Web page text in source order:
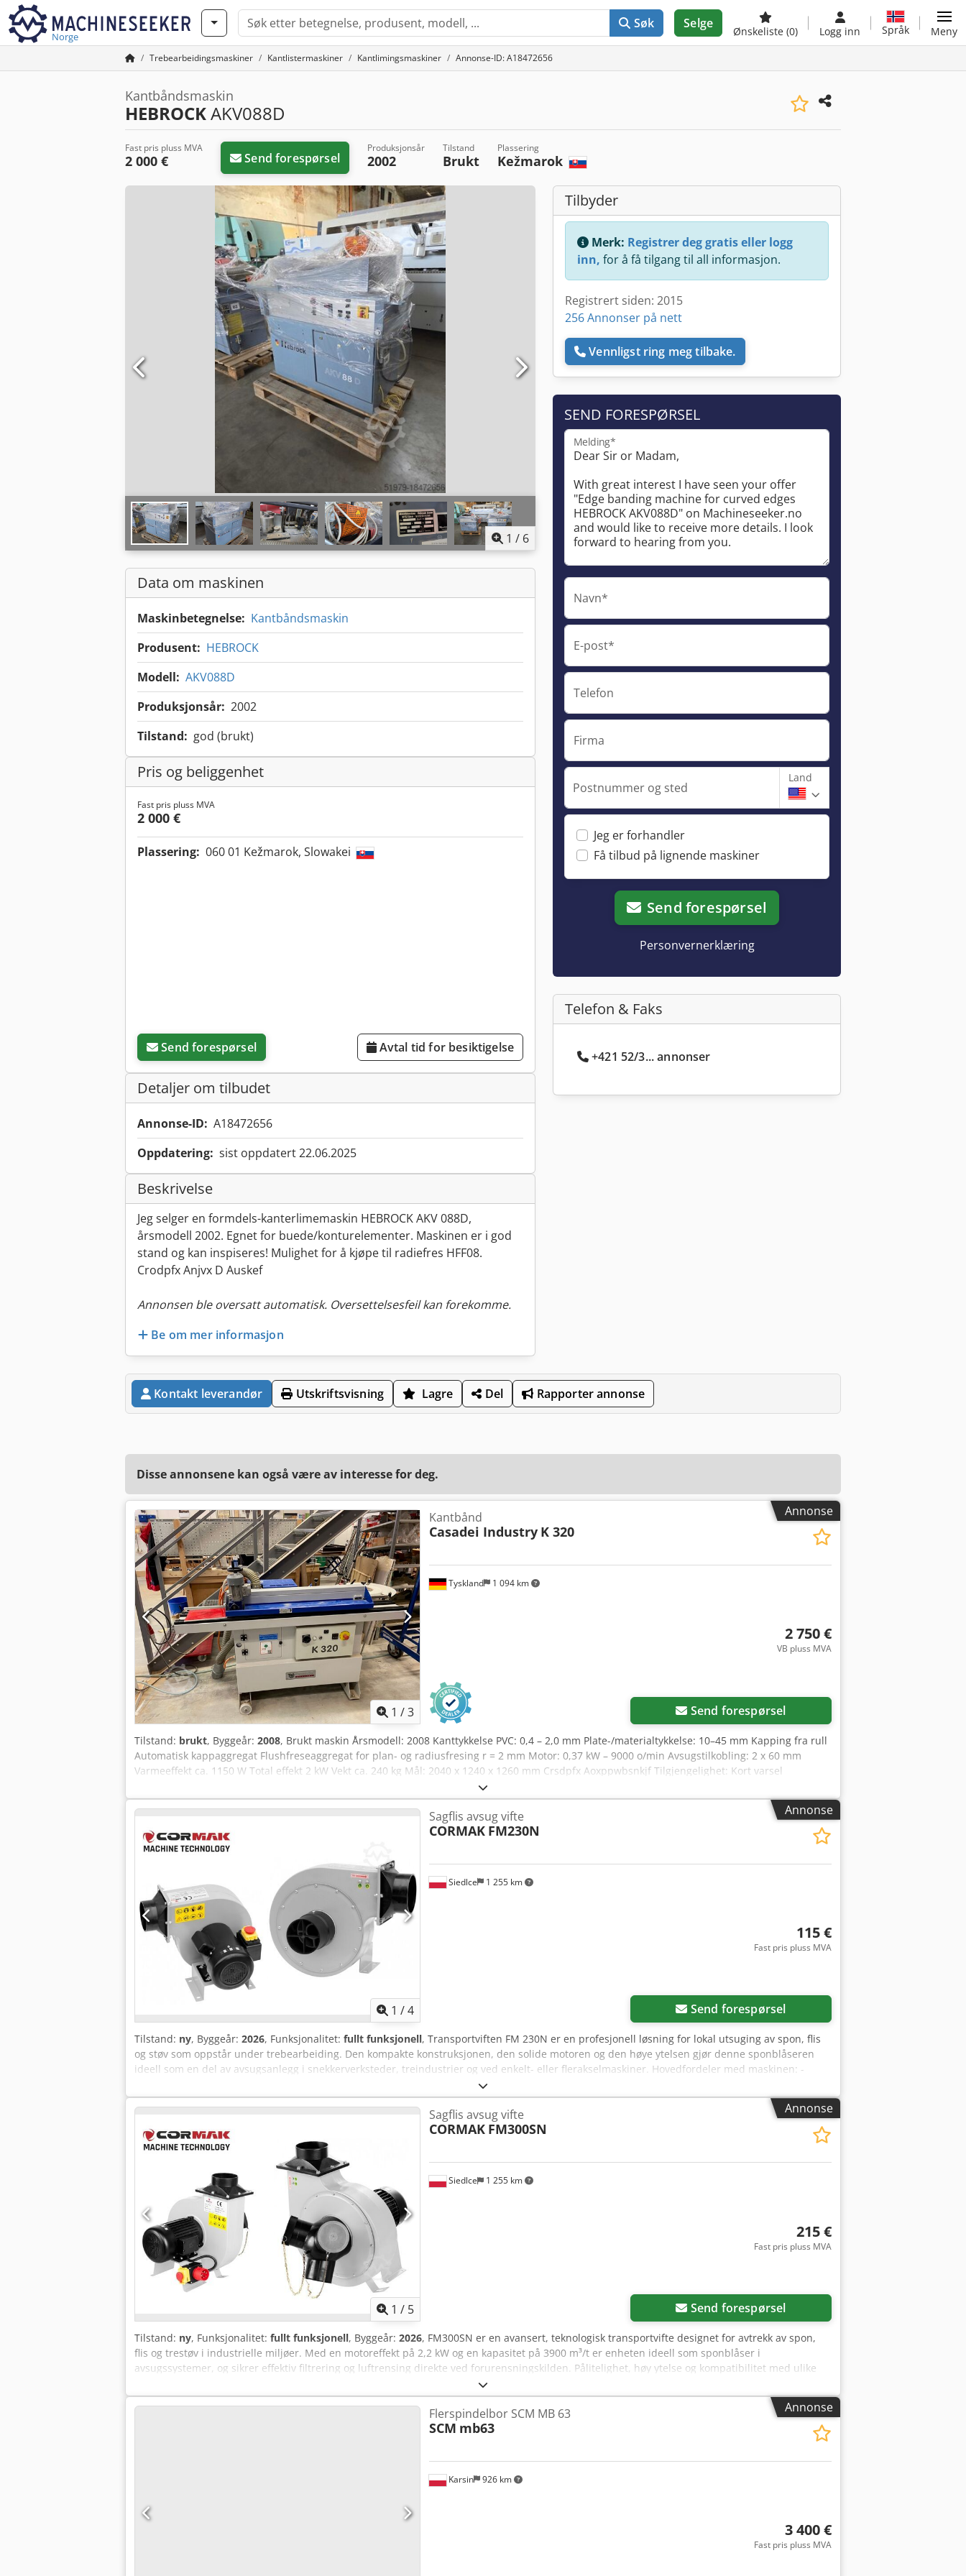
Norge
Søk Selge
Ønskeliste (0) Logg inn Språk Meny
Trebearbeidingsmaskiner Kantlistermaskiner Kantlimingsmaskiner Annonse-ID: A18472656
Kantbåndsmaskin
HEBROCKAKV088D
Fast pris pluss MVA
2 000 € Send forespørsel
Produksjonsår
2002
Tilstand
Brukt
Plassering
Kežmarok
1 / 6
Data om maskinen
Maskinbetegnelse: Kantbåndsmaskin
Produsent: HEBROCK
Modell: AKV088D
Produksjonsår: 2002
Tilstand: god (brukt)
Pris og beliggenhet
Fast pris pluss MVA
2 000 €
Plassering: 060 01 Kežmarok, Slowakei
Send forespørsel Avtal tid for besiktigelse
Detaljer om tilbudet
Annonse-ID: A18472656
Oppdatering: sist oppdatert 22.06.2025
Beskrivelse
Jeg selger en formdels-kanterlimemaskin HEBROCK AKV 088D,
årsmodell 2002. Egnet for buede/konturelementer. Maskinen er i god
stand og kan inspiseres! Mulighet for å kjøpe til radiefres HFF08.
Crodpfx Anjvx D Auskef
Annonsen ble oversatt automatisk. Oversettelsesfeil kan forekomme.
Be om mer informasjon
Tilbyder
Merk: Registrer deg gratis eller logg
inn, for å få tilgang til all informasjon.
Registrert siden: 2015
256 Annonser på nett
Vennligst ring meg tilbake.
SEND FORESPØRSEL
Melding*
Navn*
E-post*
Telefon
Firma
Postnummer og sted
Land
Jeg er forhandler
Få tilbud på lignende maskiner
Send forespørsel
Personvernerklæring
Telefon & Faks
+421 52/3... annonser
Kontakt leverandør Utskriftsvisning Lagre Del Rapporter annonse
Disse annonsene kan også være av interesse for deg.
Annonse
1 /3
Tyskland 1 094 km
Kantbånd
Casadei Industry K 320
2 750 €
VB pluss MVA
Send forespørsel
Tilstand: brukt, Byggeår: 2008, Brukt maskin Årsmodell: 2008 Kanttykkelse PVC: 0,4 – 2,0 mm Plate-/materialtykkelse: 10–45 mm Kapping fra rull
Automatisk kappaggregat Flushfreseaggregat for plan- og radiusfresing r = 2 mm Motor: 0,37 kW – 9000 o/min Avsugstilkobling: 2 x 60 mm
Varmeeffekt ca. 1150 W Total effekt 2 kW Vekt ca. 240 kg Mål: 2040 x 1240 x 1260 mm Crsdpfx Aoxppwbsnkjf Tilgjengelighet: Kort varsel
Annonse
1 /4
Siedlce 1 255 km
Sagflis avsug vifte
CORMAK FM230N
115 €
Fast pris pluss MVA
Send forespørsel
Tilstand: ny, Byggeår: 2026, Funksjonalitet: fullt funksjonell, Transportviften FM 230N er en profesjonell løsning for lokal utsuging av spon, flis
og støv som oppstår under trebearbeiding. Den kompakte konstruksjonen, den solide motoren og den høye ytelsen gjør denne sponblåseren
ideell som en del av avsugsanlegg i snekkerverksteder, treindustrier og ved enkelt- eller flerakselmaskiner. Hovedfordeler med maskinen: -
Effektiv sponavsug – kapasitet på 1000 m³/t sikrer effektiv fjerning av forurensninger fra arbeidsplassen - 0,75 kW motor – gir tilstrekkelig
dreiemoment med lavt energiforbruk - Høyt rotasjonstall – 2950 o/min gir kraftig luftgjennomstrømning - Innsugsstuss med diameter 100 mm –
gjør tilkobling til vanlige maskiner og installasjoner enkel - Lav vekt (14 kg) – letter fleksibel flytting og montering på ulike arbeidsstasjoner
Konstruksjon og teknologi: FM 230N-viften har et lukket, sveiset stålhus med en vifte montert direkte på motorakselen. Denne konstruksjonen
eliminerer effekttap fra girsystemer og minimerer vibrasjoner. Huset er optimalisert for luftstrøm, noe som gir stabil drift selv under
kontinuerlig bruk. Den elektriske motoren drives av 230V og fungerer med en standard frekvens på 50 Hz, noe som muliggjør universell bruk i
de fleste verksteder uten behov for trefaset strømtilkobling. Presisjon og arbeidsytelse: FM 230N-viften er designet for høy effektivitet i transport
av luft med lette fraksjoner av tre. Det optimaliserte viftehjulet og luftkanalen minimerer luftmotstand, noe som muliggjør kontinuerlig drift selv
med store mengder flis og spon. Den egner seg både som en transportvifte for spon og som lokal blåser ved snekkermaskiner. Bruksområder:
FM 230N brukes i snekkerverksteder, møbelfabrikker og produksjonssteder som bruker maskiner som genererer støv. Den kan jobbe
frittstående eller være en del av et større utsugingssystem. Spesielt anbefalt som sponavsug for følgende maskiner: - Høvler og avrettere -
Tykkelseshøvler - Spindelmaskiner - Kantbåndmaskiner Crjdpfxsvu Ad Aj Anksf - Sirkelsager Standardutstyr: - Pulverlakkert stålhus -
Innsugsstuss Ø 100 mm - Stabilt monteringsfundament - 1-faset motor 230V Ekstrautstyr: - Fleksible slanger, Ø 100 mm - Støvoppsamlersekker
Tekniske data: Motorytelse: 0,75 kW Omdreininger: 2950 o/min Avsugskapasitet: 1000 m³/t Innsugsstuss diameter: 100 mm Utblåsstuss
diameter: 110 mm Spenning / frekvens: 230 V / 50 Hz Mål (L x B x H): 430 x 400 x 340 mm Vekt: 15 kg
Annonse
1 / 5
Siedlce 1 255 km
Sagflis avsug vifte
CORMAK FM300SN
215 €
Fast pris pluss MVA
Send forespørsel
Tilstand: ny, Funksjonalitet: fullt funksjonell, Byggeår: 2026, FM300SN er en avansert, teknologisk transportvifte designet for avtrekk av spon,
flis og trestøv i industrielle miljøer. Med en motoreffekt på 2,2 kW og en kapasitet på 3900 m³/t er enheten ideell som sponblåser i
avsugssystemer, og sikrer effektiv filtrering og luftrensing direkte ved forurensningskilden. Pålitelighet, høy ytelse og kompatibilitet med ulike
typer trebearbeidingsmaskiner gjør den til et utmerket valg for profesjonelle trebearbeidingsbedrifter. Hovedfordeler - 2,2 kW motor – egnet for
kontinuerlig, intensiv drift - Høy avtrekkskapasitet 3900 m³/t – effektiv fjerning av spon, flis og støv - Viftehastighet på 2850 o/min – optimal
luftstrøm med stabil drift - Universal innsugstusser – 1×150 mm og 3×100 mm for samtidig tilkobling av flere maskiner - Stålchassis –
motstandsdyktig mot mekaniske skader og tilpasset industrielle forhold Konstruksjon og teknologi FM300SN er bygget på en sveiset ramme av
motorakselen og sikrer høy effektivitet og lavt energitap. Viften er beregnet for drift med trefasespenning på 400 V / 50 Hz, noe som gir stabil
bruk i industrimiljø uten risiko for overbelastning av systemet. Systemet av innsugstusser med dimensjonene 3×100 mm og 1×150 mm lar deg
koble til flere maskiner samtidig eller bruke reduksjoner etter behov i avsugssystemet. Presisjon og ytelse FM300SN utmerker seg ved effektiv
transport av spon og trestøv, selv ved høye støvnivåer. Nøyaktig utformede aerodynamiske egenskaper garanterer konstant luftstrøm og
eliminerer risikoen for tilstopping i anleggene. Dette sørger for ikke bare et rent arbeidsmiljø, men forlenger også levetiden på tilkoblede
maskiner gjennom reduksjon av eksponering for prosessstøv. Bruksområder FM300SN er ideell der effektive avsugssystemer for spon og flis
Annonse
Karsin 926 km
Flerspindelbor SCM MB 63
SCM mb63
3 400 €
Fast pris pluss MVA